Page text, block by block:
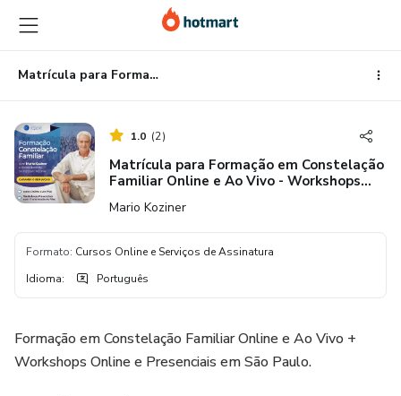
para
o
conteúdo
principal
para
o
pagamento
para
o
rodapé
Matrícula para Formação em Constelação Familiar Online e Ao Vivo - Workshops Presenciais*
1.0 (2)
Matrícula para Formação em Constelação
Familiar Online e Ao Vivo - Workshops
Mario Koziner
Formato: Cursos Online e Serviços de Assinatura
Idioma: Português
Formação em Constelação Familiar Online e Ao Vivo +
Workshops Online e Presenciais em São Paulo.